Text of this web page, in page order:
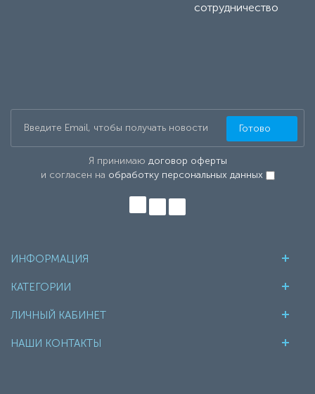
сотрудничество
Я принимаю договор оферты
и согласен на обработку персональных данных
Готово
ИНФОРМАЦИЯ
КАТЕГОРИИ
ЛИЧНЫЙ КАБИНЕТ
НАШИ КОНТАКТЫ